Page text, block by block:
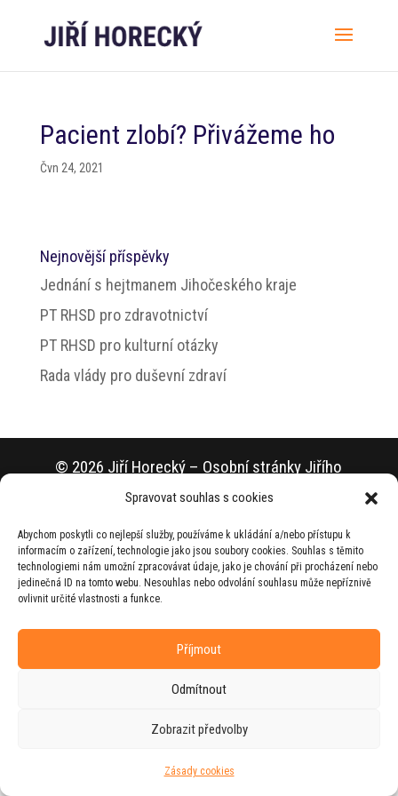
Spravovat souhlas s cookies
Abychom poskytli co nejlepší služby, používáme k ukládání a/nebo přístupu k
informacím o zařízení, technologie jako jsou soubory cookies. Souhlas s těmito
technologiemi nám umožní zpracovávat údaje, jako je chování při procházení nebo
jedinečná ID na tomto webu. Nesouhlas nebo odvolání souhlasu může nepříznivě
ovlivnit určité vlastnosti a funkce.
Příjmout
Odmítnout
Zobrazit předvolby
Zásady cookies
Pacient zlobí? Přivážeme ho
Čvn 24, 2021
Nejnovější příspěvky
Jednání s hejtmanem Jihočeského kraje
PT RHSD pro zdravotnictví
PT RHSD pro kulturní otázky
Rada vlády pro duševní zdraví
© 2026 Jiří Horecký – Osobní stránky Jiřího
Horeckého
agenturouZEST BRAND.